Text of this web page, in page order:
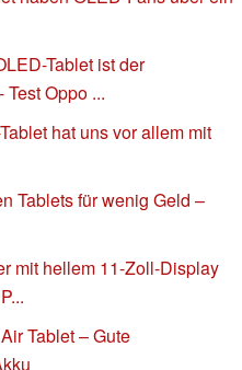
iPad Mini: Tolles OLED-
haben OLED-Fans über ein
Tablet ist der
Oppo ...
hat uns vor allem mit
Tablets für wenig Geld –
mit hellem 11-Zoll-Display